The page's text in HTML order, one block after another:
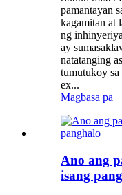
pamantayan
kagamitan at
ng
ay
natatanging
tumutukoy sa
ex...
Magbasa pa
Ano ang
isang